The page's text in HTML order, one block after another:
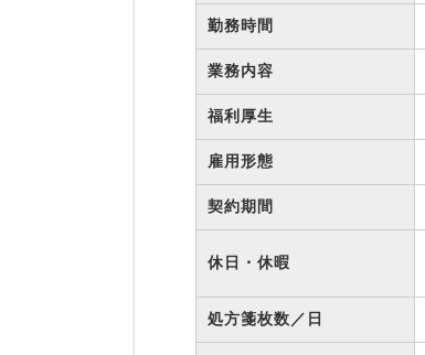
勤務時間
業務内容
福利厚生
雇用形態
契約期間
休日・休暇
処方箋枚数／日